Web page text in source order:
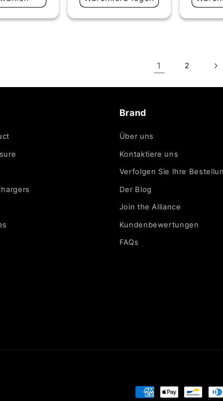
1 2
Brand
Über uns
Kontaktiere uns
Verfolgen Sie Ihre
Der Blog
Join the Alliance
Kundenbewertungen
FAQs
Zahlungsmethoden